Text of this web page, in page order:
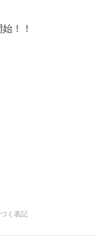
！！
く表記